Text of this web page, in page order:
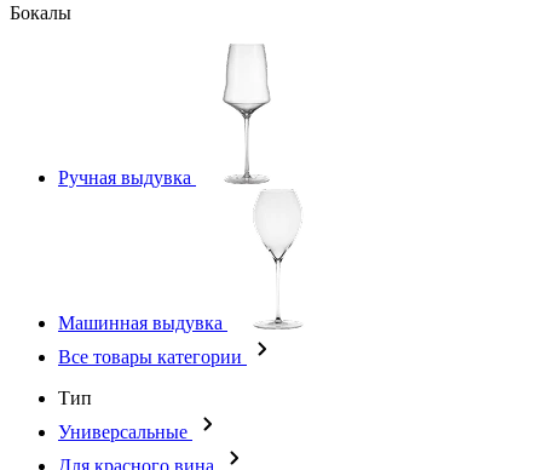
Бокалы
Ручная выдувка
Машинная выдувка
Все товары категории
Тип
Универсальные
Для красного вина